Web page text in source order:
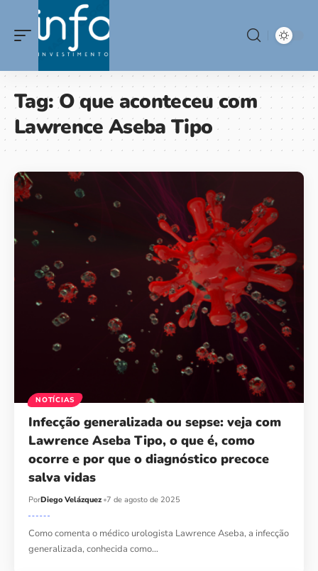
Tag:O que aconteceu com
Lawrence Aseba Tipo
NOTÍCIAS
Infecção generalizada ou sepse: veja com
Lawrence Aseba Tipo, o que é, como
ocorre e por que o diagnóstico precoce
salva vidas
PorDiego Velázquez 7 de agosto de 2025
Como comenta o médico urologista Lawrence Aseba, a infecção
generalizada, conhecida como…